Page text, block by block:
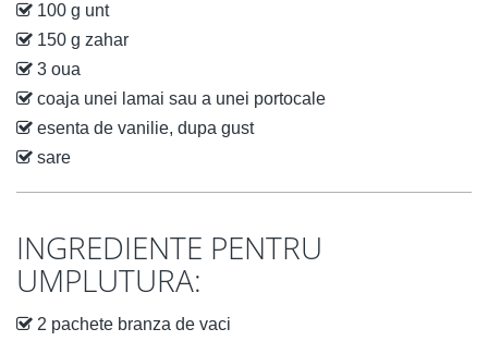
100 g unt
150 g zahar
3 oua
coaja unei lamai sau a unei portocale
esenta de vanilie, dupa gust
sare
INGREDIENTE PENTRU
UMPLUTURA:
2 pachete branza de vaci